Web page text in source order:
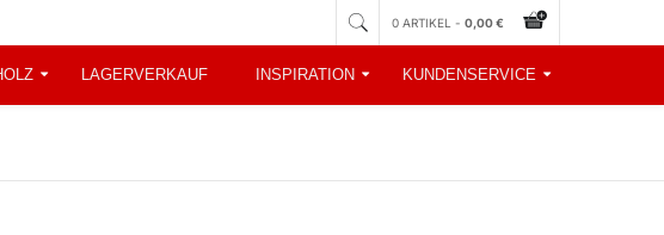
0 ARTIKEL - 0,00 €
LAGERVERKAUF INSPIRATION KUNDENSERVICE